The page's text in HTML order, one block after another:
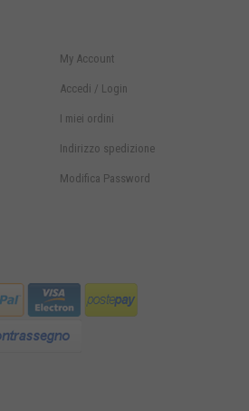
My Account
Accedi / Login
I miei ordini
Indirizzo spedizione
Modifica Password